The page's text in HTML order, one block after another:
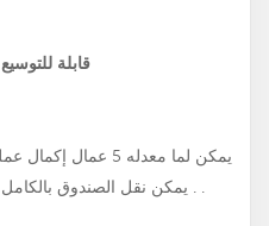
ملامح منزل حاوية مجموعة guizu قابلة للتوسيع
. يمكن نقل الصندوق بالكامل بعد التجميع , وهو أمر مريح وسريع .